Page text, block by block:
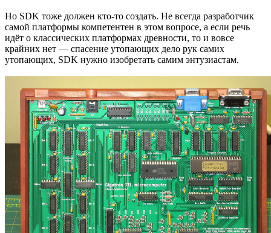
Но SDK тоже должен кто-то создать. Не всегда разработчик
самой платформы компетентен в этом вопросе, а если речь
идёт о классических платформах древности, то и вовсе
крайних нет — спасение утопающих дело рук самих
утопающих, SDK нужно изобретать самим энтузиастам.